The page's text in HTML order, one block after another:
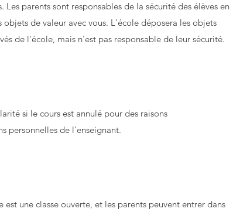
Les parents sont responsables de la sécurité des élèves en
de valeur avec vous. L'école déposera les objets
de l'école, mais n'est pas responsable de leur sécurité.
si le cours est annulé pour des raisons
personnelles de l'enseignant.
est une classe ouverte, et les parents peuvent entrer dans